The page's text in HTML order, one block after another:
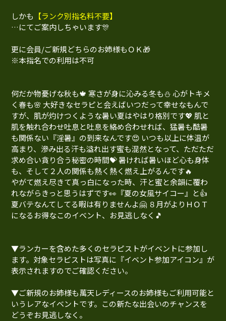
しかも 【ランク別指名料不要】
…にてご案内しちゃいます🎊
更に会員/ご新規どちらのお姉様もＯＫ🎁
※本指名での利用は不可
何だか物憂げな秋も🍁 寒さが身に沁みる冬も⛄ 心がトキメ
く春も🌸 大好きなセラピと会えばいつだって幸せなもんで
すが、肌が灼けつくような暑い夏はやはり格別です💖 肌と
肌を触れ合わせ吐息と吐息を絡め合わせれば、猛暑も酷暑
も関係ない『淫暑』の到来なんです😍 いつも以上に体温が
高まり、滲み出る汗も溢れ出す蜜も混然となって、ただただ
求め合い貪り合う秘密の時間💝 暑ければ暑いほど心も身体
も、そして２人の関係も熱く熱く燃え上がるんです🔥
やがて燃え尽きて真っ白になった時、汗と蜜と余韻に覆わ
れながらきっと思うはずです👀『夏の女風サイコー』と👍
夏バテなんてしてる暇は有りませんよ🤗 ８月がよりＨＯＴ
になるお得なこのイベント、お見逃しなく🎵
▼ランカーを含めた多くのセラピストがイベントに参加し
ます。対象セラピストは写真に『イベント参加アイコン』が
表示されますのでご確認ください。
▼ご新規のお姉様も萬天レディースのお姉様もご利用可能と
いうレアなイベントです。この新たな出会いのチャンスを
どうぞお見逃しなく。